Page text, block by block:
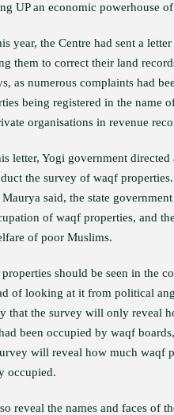
UP an economic powerhouse
year, the Centre had sent a
them to correct their land
as numerous complaints had
being registered in the name
organisations in revenue
letter, Yogi government
the survey of waqf
said, the state
of waqf properties, and
of poor Muslims.
should be seen in the
of looking at it from political
that the survey will only reveal
been occupied by waqf
will reveal how much waqf
occupied.
reveal the names and faces of